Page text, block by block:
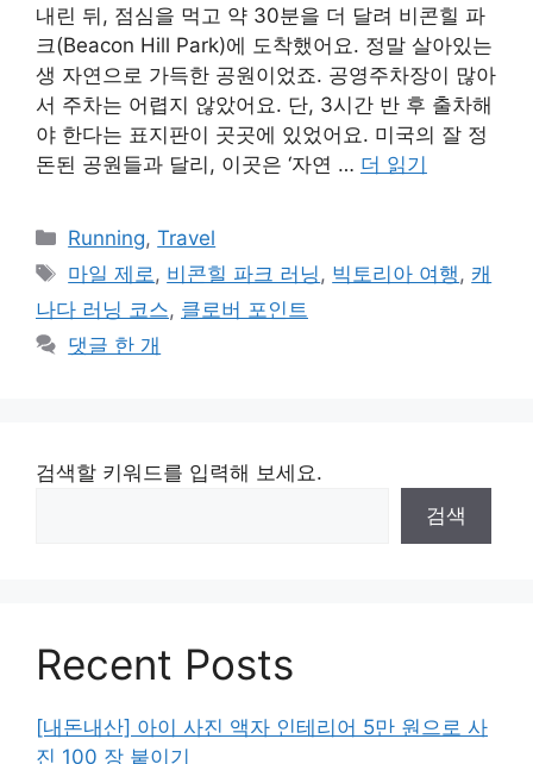
내린 뒤, 점심을 먹고 약 30분을 더 달려 비콘힐 파
크(Beacon Hill Park)에 도착했어요. 정말 살아있는
생 자연으로 가득한 공원이었죠. 공영주차장이 많아
서 주차는 어렵지 않았어요. 단, 3시간 반 후 출차해
야 한다는 표지판이 곳곳에 있었어요. 미국의 잘 정
돈된 공원들과 달리, 이곳은 ‘자연 … 더 읽기
카
테
리
Running,Travel
태
그
마일 제로, 비콘힐 파크 러닝, 빅토리아 여행, 캐
나다 러닝 코스, 클로버 포인트
댓글 한 개
검색할 키워드를 입력해 보세요.
검색
Recent Posts
[내돈내산] 아이 사진 액자 인테리어 5만 원으로 사
진 100 장 붙이기